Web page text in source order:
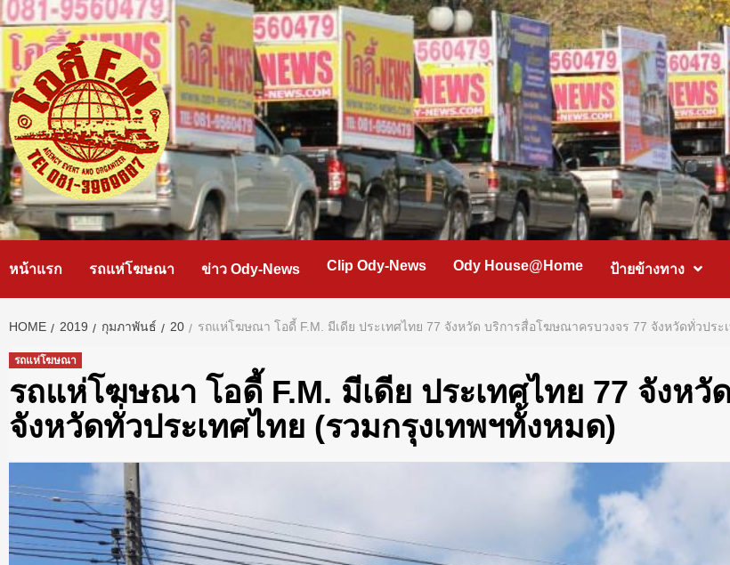
Skip
to
content
หน้าแรก รถแห่โฆษณา ข่าว Ody-News Clip Ody-News Ody House@Home ป้ายข้างทาง
HOME 2019 กุมภาพันธ์ 20 รถแห่โฆษณา โอดี้ F.M. มีเดีย ประเทศไทย 77 จังหวัด บริการสื่อโฆษณาครบวงจร 77 จังหวัดทั่วประ
รถแห่โฆษณา
รถแห่โฆษณา โอดี้ F.M. มีเดีย ประเทศไทย 77 จังห
จังหวัดทั่วประเทศไทย (รวมกรุงเทพฯทั้งหมด)